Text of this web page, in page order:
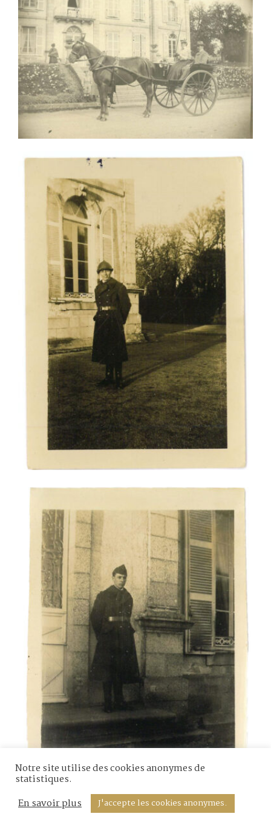
Notre site utilise des cookies anonymes de
statistiques.
En savoir plus
J'accepte les cookies anonymes.